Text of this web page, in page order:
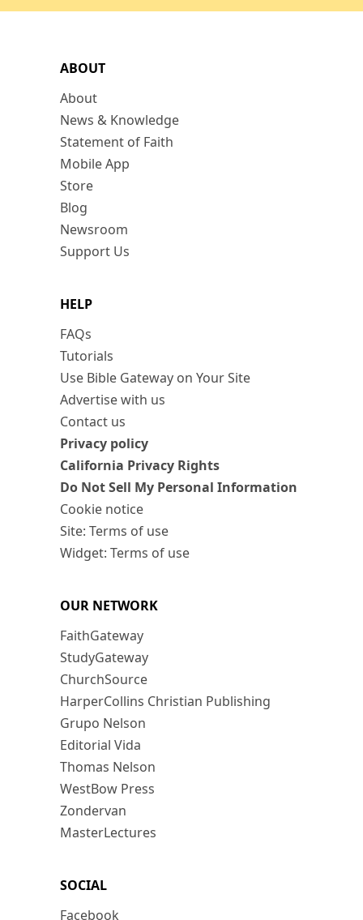
ABOUT
About
News & Knowledge
Statement of Faith
Mobile App
Store
Blog
Newsroom
Support Us
HELP
FAQs
Tutorials
Use Bible Gateway on Your Site
Advertise with us
Contact us
Privacy policy
California Privacy Rights
Do Not Sell My Personal Information
Cookie notice
Site: Terms of use
Widget: Terms of use
OUR NETWORK
FaithGateway
StudyGateway
ChurchSource
HarperCollins Christian Publishing
Grupo Nelson
Editorial Vida
Thomas Nelson
WestBow Press
Zondervan
MasterLectures
SOCIAL
Facebook